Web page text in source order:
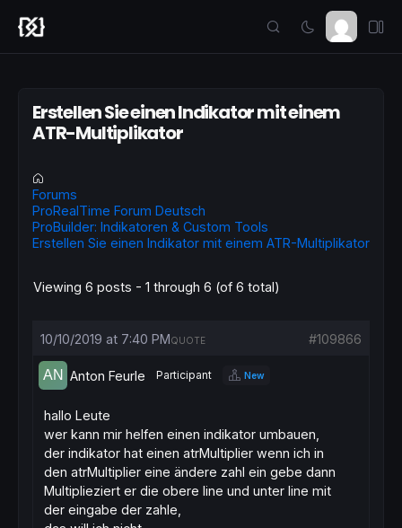
Erstellen Sie einen Indikator mit einem
ATR-Multiplikator
Forums
ProRealTime Forum Deutsch
ProBuilder: Indikatoren & Custom Tools
Erstellen Sie einen Indikator mit einem ATR-Multiplikator
Viewing 6 posts - 1 through 6 (of 6 total)
10/10/2019 at 7:40 PM #109866
QUOTE
Anton Feurle Participant New
hallo Leute
wer kann mir helfen einen indikator umbauen,
der indikator hat einen atrMultiplier wenn ich in
den atrMultiplier eine ändere zahl ein gebe dann
Multiplieziert er die obere line und unter line mit
der eingabe der zahle,